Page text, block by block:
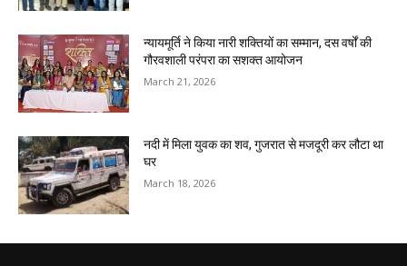
न्यायमूर्ति ने किया नारी शक्तियों का सम्मान, दस वर्षों की
गौरवशाली परंपरा का सशक्त आयोजन
March 21, 2026
नदी में मिला युवक का शव, गुजरात से मजदूरी कर लौटा था
घर
March 18, 2026